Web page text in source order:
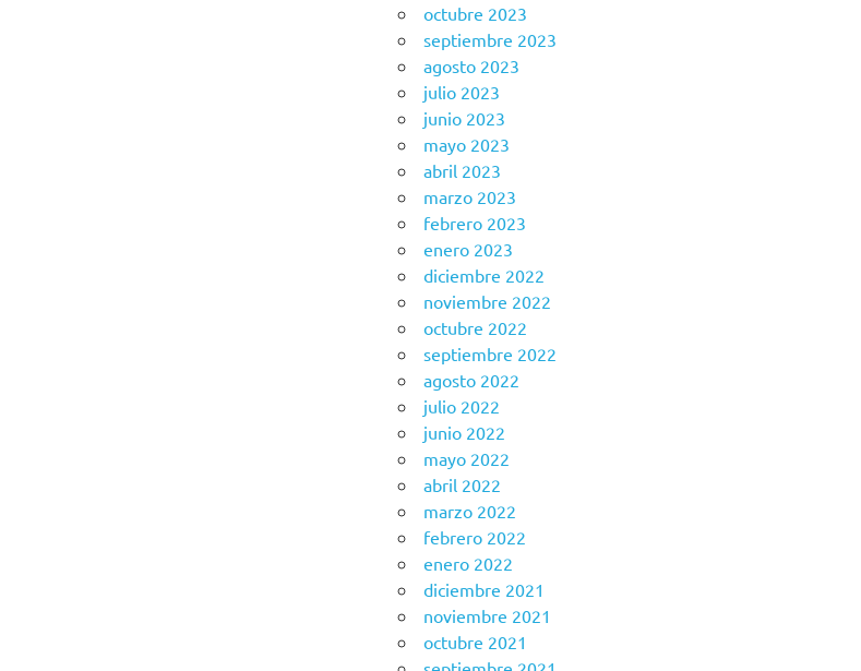
octubre 2023
septiembre 2023
agosto 2023
julio 2023
junio 2023
mayo 2023
abril 2023
marzo 2023
febrero 2023
enero 2023
diciembre 2022
noviembre 2022
octubre 2022
septiembre 2022
agosto 2022
julio 2022
junio 2022
mayo 2022
abril 2022
marzo 2022
febrero 2022
enero 2022
diciembre 2021
noviembre 2021
octubre 2021